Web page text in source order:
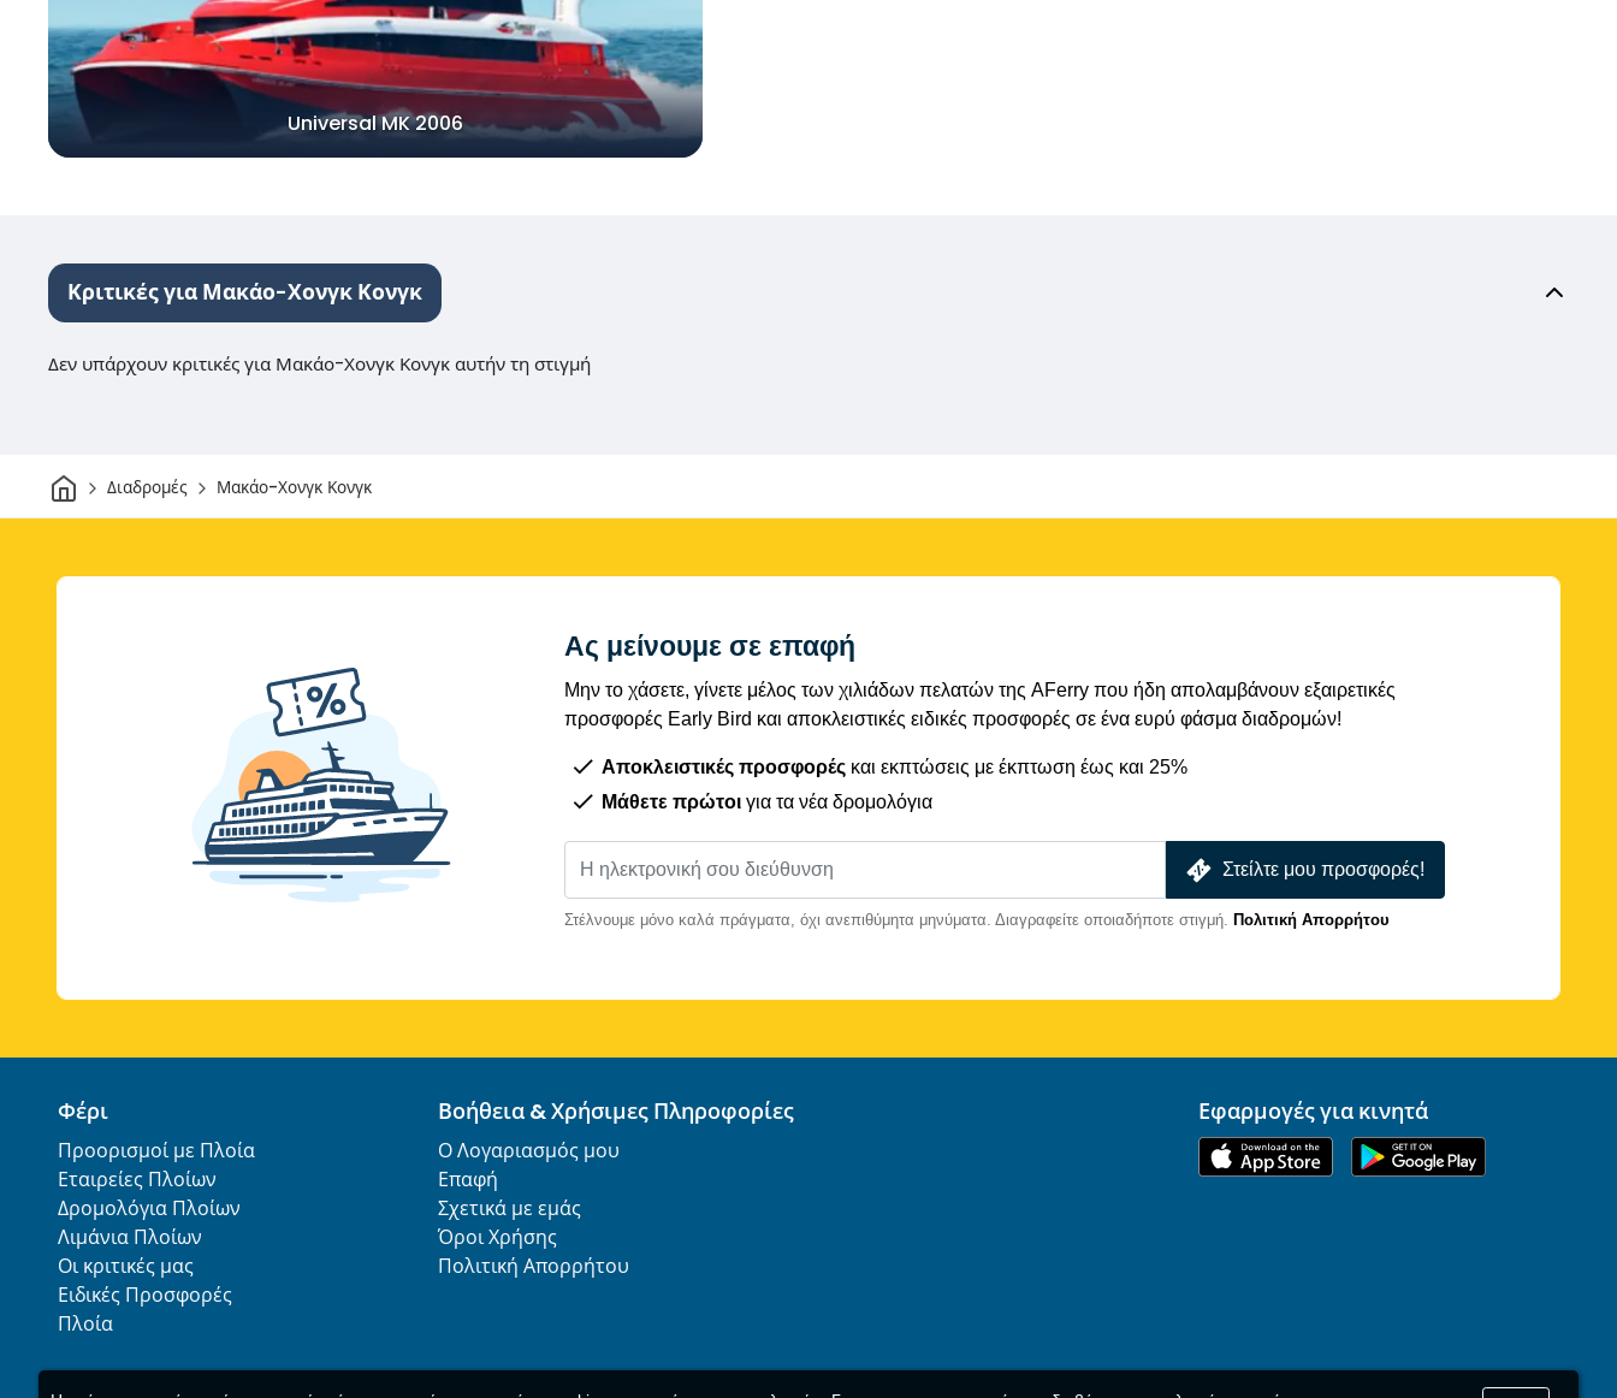
Universal MK 2006
Κριτικές για Μακάο-Χονγκ Κονγκ
Δεν υπάρχουν κριτικές για Μακάο-Χονγκ Κονγκ αυτήν τη στιγμή
ΣπίτιΔιαδρομές Μακάο-Χονγκ Κονγκ
Ας μείνουμε σε επαφή
Μην το χάσετε, γίνετε μέλος των χιλιάδων πελατών της AFerry που ήδη απολαμβάνουν εξαιρετικές
προσφορές Early Bird και αποκλειστικές ειδικές προσφορές σε ένα ευρύ φάσμα διαδρομών!
Αποκλειστικές προσφορές και εκπτώσεις με έκπτωση έως και 25%
Μάθετε πρώτοι για τα νέα δρομολόγια
Στείλτε μου προσφορές!
Στέλνουμε μόνο καλά πράγματα, όχι ανεπιθύμητα μηνύματα. Διαγραφείτε οποιαδήποτε στιγμή. Πολιτική Απορρήτου
Φέρι
Προορισμοί με Πλοία
Εταιρείες Πλοίων
Δρομολόγια Πλοίων
Λιμάνια Πλοίων
Οι κριτικές μας
Ειδικές Προσφορές
Πλοία
Βοήθεια & Χρήσιμες Πληροφορίες
Ο Λογαριασμός μου
Επαφή
Σχετικά με εμάς
Όροι Χρήσης
Πολιτική Απορρήτου
Εφαρμογές για κινητά